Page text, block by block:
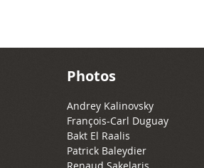
Photos
Andrey Kalinovsky
François-Carl Duguay
Bakt El Raalis
Patrick Baleydier
Renaud Sakelaris